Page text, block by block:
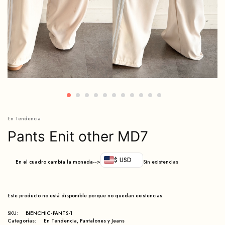
En Tendencia
Pants Enit other MD7
En el cuadro cambia la moneda--> $ USD Sin existencias
Este producto no está disponible porque no quedan existencias.
SKU:
BIENCHIC-PANTS-1
Categorías:
En Tendencia, Pantalones y Jeans